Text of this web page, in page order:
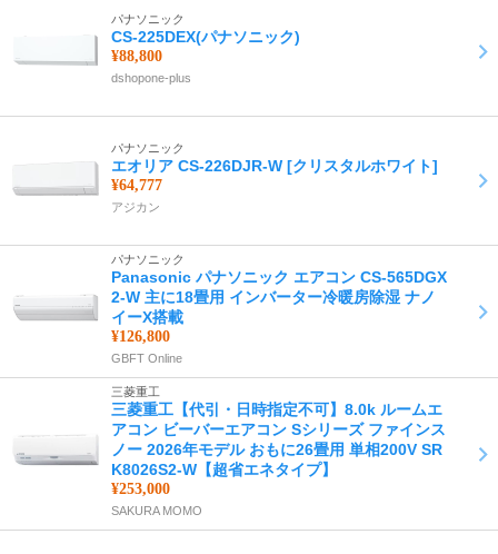
パナソニック
CS-225DEX(パナソニック)
¥88,800
dshopone-plus
パナソニック
エオリア CS-226DJR-W [クリスタルホワイト]
¥64,777
アジカン
パナソニック
Panasonic パナソニック エアコン CS-565DGX
2-W 主に18畳用 インバーター冷暖房除湿 ナノ
イーX搭載
¥126,800
GBFT Online
三菱重工
三菱重工【代引・日時指定不可】8.0k ルームエ
アコン ビーバーエアコン Sシリーズ ファインス
ノー 2026年モデル おもに26畳用 単相200V SR
K8026S2-W【超省エネタイプ】
¥253,000
SAKURA MOMO